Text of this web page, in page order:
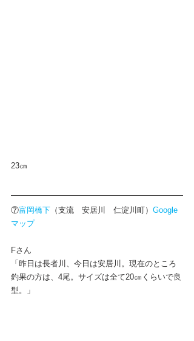
23㎝
⑦富岡橋下 （支流　安居川　仁淀川町） Google
マップ
Fさん
「昨日は長者川、今日は安居川。現在のところ
釣果の方は、4尾。サイズは全て20㎝くらいで良
型。」